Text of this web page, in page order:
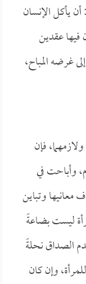
يأكل الإنسان
فيها عقدين
غرضه المباح،
فإن
وأباحت في
وتباين
ليست بضاعةً
الصداق نحلةً
وإن كان